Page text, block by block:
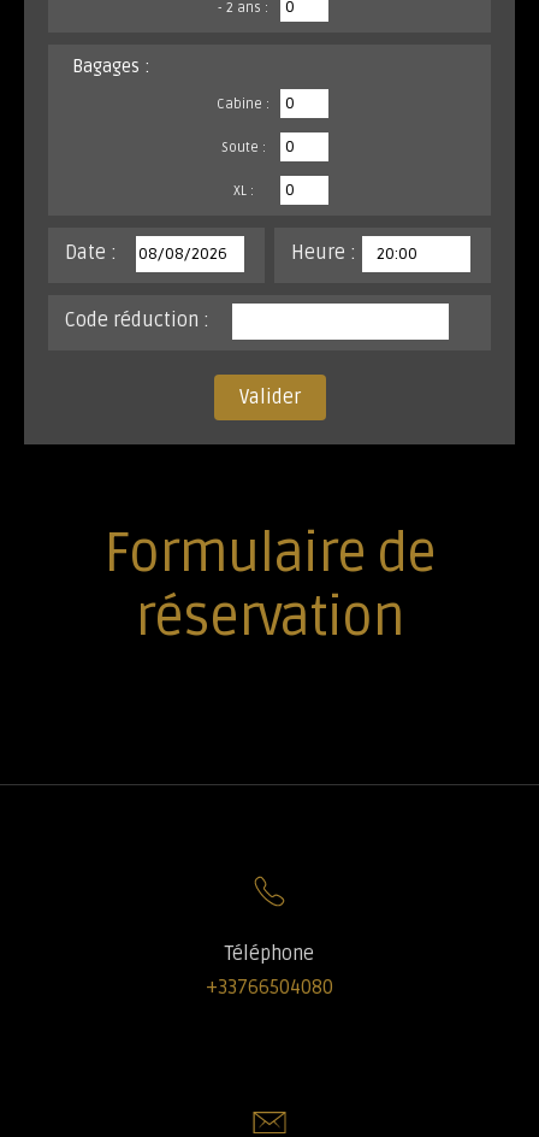
- 2 ans :
Bagages :
Cabine :
Soute :
XL :
Date : Heure :
Code réduction :
Valider
Formulaire de
réservation
Téléphone
+33766504080